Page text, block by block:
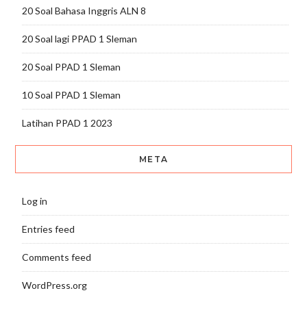
20 Soal Bahasa Inggris ALN 8
20 Soal lagi PPAD 1 Sleman
20 Soal PPAD 1 Sleman
10 Soal PPAD 1 Sleman
Latihan PPAD 1 2023
META
Log in
Entries feed
Comments feed
WordPress.org